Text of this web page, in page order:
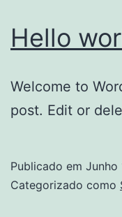
Hello
Welcome to
post. Edit or
Publicado em Junho
Categorizado como